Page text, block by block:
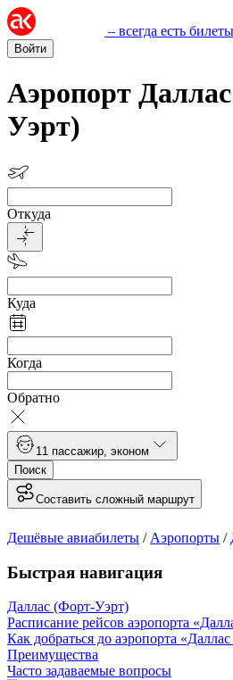
– всегда есть билеты
Войти
Аэропорт
Уэрт)
Откуда
Куда
Когда
Обратно
1 1 пассажир эконом
Поиск
Составить сложный маршрут
Дешёвые авиабилеты / Аэропорты /
Быстрая навигация
Даллас (Форт-Уэрт)
Расписание рейсов аэропорта
Как добраться до аэропорта
Преимущества
Часто задаваемые вопросы